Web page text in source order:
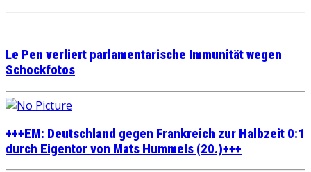
Le Pen verliert parlamentarische Immunität wegen
Schockfotos
+++EM: Deutschland gegen Frankreich zur Halbzeit 0:1
durch Eigentor von Mats Hummels (20.)+++